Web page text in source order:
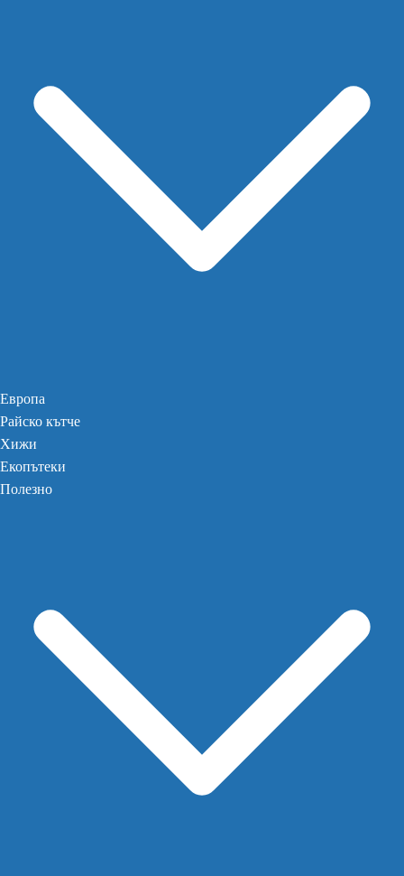
Европа
Райско кътче
Хижи
Екопътеки
Полезно